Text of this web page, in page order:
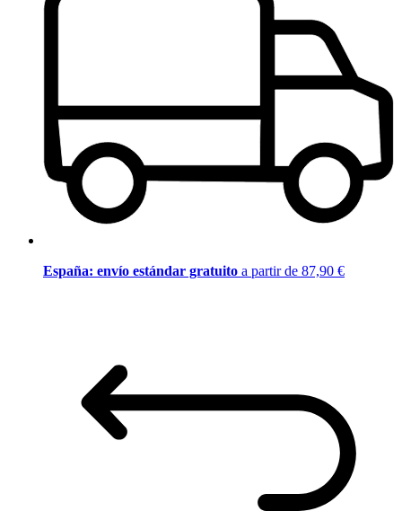
España: envío estándar gratuito a partir de 87,90 €